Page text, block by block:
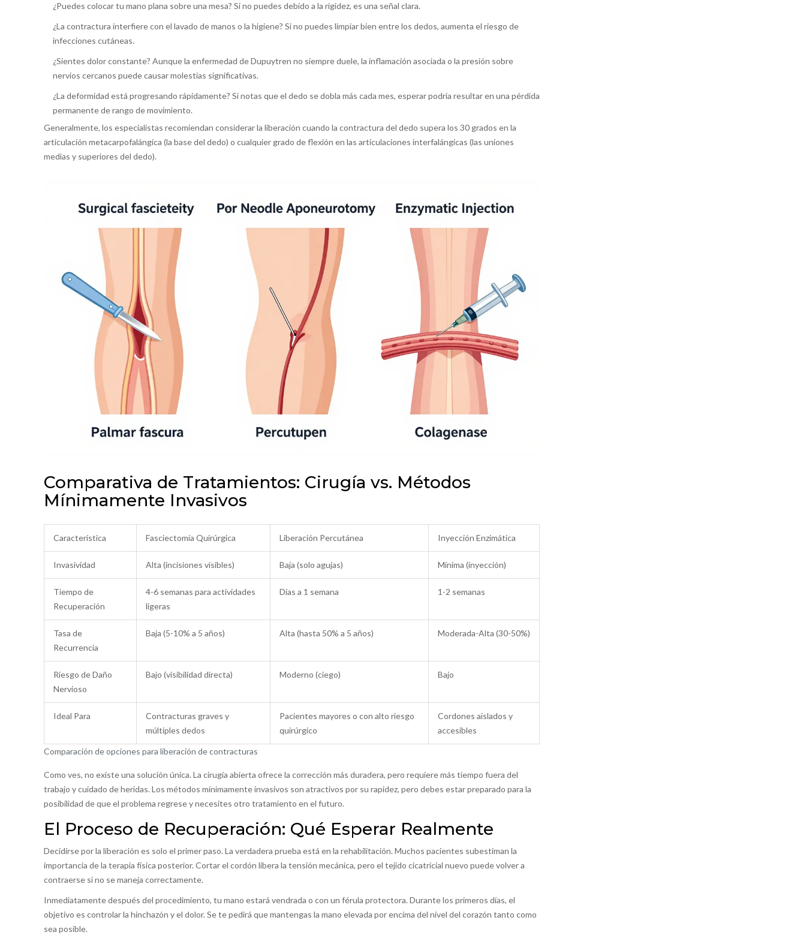
¿Puedes colocar tu mano plana sobre una mesa? Si no puedes debido a la rigidez, es una señal clara.
¿La contractura interfiere con el lavado de manos o la higiene? Si no puedes limpiar bien entre los dedos, aumenta el riesgo de
infecciones cutáneas.
¿Sientes dolor constante? Aunque la enfermedad de Dupuytren no siempre duele, la inflamación asociada o la presión sobre
nervios cercanos puede causar molestias significativas.
¿La deformidad está progresando rápidamente? Si notas que el dedo se dobla más cada mes, esperar podría resultar en una pérdida
permanente de rango de movimiento.
Generalmente, los especialistas recomiendan considerar la liberación cuando la contractura del dedo supera los 30 grados en la
articulación metacarpofalángica (la base del dedo) o cualquier grado de flexión en las articulaciones interfalángicas (las uniones
medias y superiores del dedo).
Comparativa de Tratamientos: Cirugía vs. Métodos
Mínimamente Invasivos
Comparación de opciones para liberación de contracturas
Característica Fasciectomía Quirúrgica Liberación Percutánea Inyección Enzimática
Invasividad Alta (incisiones visibles) Baja (solo agujas) Mínima (inyección)
Tiempo de
Recuperación
4-6 semanas para actividades
ligeras
Días a 1 semana 1-2 semanas
Tasa de
Recurrencia
Baja (5-10% a 5 años) Alta (hasta 50% a 5 años) Moderada-Alta (30-50%)
Riesgo de Daño
Nervioso
Bajo (visibilidad directa) Moderno (ciego) Bajo
Ideal Para
Contracturas graves y
múltiples dedos
Pacientes mayores o con alto riesgo
quirúrgico
Cordones aislados y
accesibles
Como ves, no existe una solución única. La cirugía abierta ofrece la corrección más duradera, pero requiere más tiempo fuera del
trabajo y cuidado de heridas. Los métodos mínimamente invasivos son atractivos por su rapidez, pero debes estar preparado para la
posibilidad de que el problema regrese y necesites otro tratamiento en el futuro.
El Proceso de Recuperación: Qué Esperar Realmente
Decidirse por la liberación es solo el primer paso. La verdadera prueba está en la rehabilitación. Muchos pacientes subestiman la
importancia de la terapia física posterior. Cortar el cordón libera la tensión mecánica, pero el tejido cicatricial nuevo puede volver a
contraerse si no se maneja correctamente.
Inmediatamente después del procedimiento, tu mano estará vendrada o con un férula protectora. Durante los primeros días, el
objetivo es controlar la hinchazón y el dolor. Se te pedirá que mantengas la mano elevada por encima del nivel del corazón tanto como
sea posible.